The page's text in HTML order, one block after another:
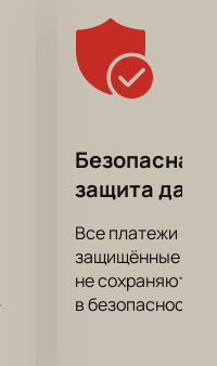
ни одного важного
точно будете
лучшие места. На
это всего за пару
формат получения
Безопасная
защита
Все платежи
защищённые
не сохраняются
в безопасности.